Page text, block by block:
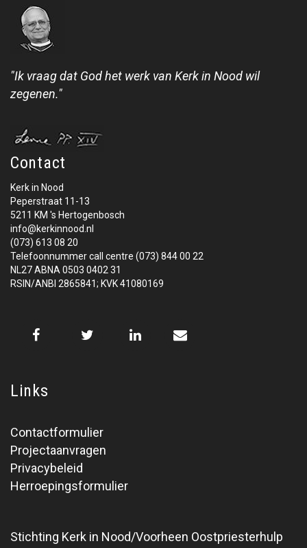
"Ik vraag dat God het werk van Kerk in Nood wil
zegenen."
Contact
Kerk in Nood
Peperstraat 11-13
5211 KM 's Hertogenbosch
info@kerkinnood.nl
(073) 613 08 20
Telefoonnummer call centre (073) 844 00 22
NL27 ABNA 0503 0402 31
RSIN/ANBI 2865841; KVK 41080169
Links
Contactformulier
Projectaanvragen
Privacybeleid
Herroepingsformulier
Stichting Kerk in Nood/Voorheen Oostpriesterhulp